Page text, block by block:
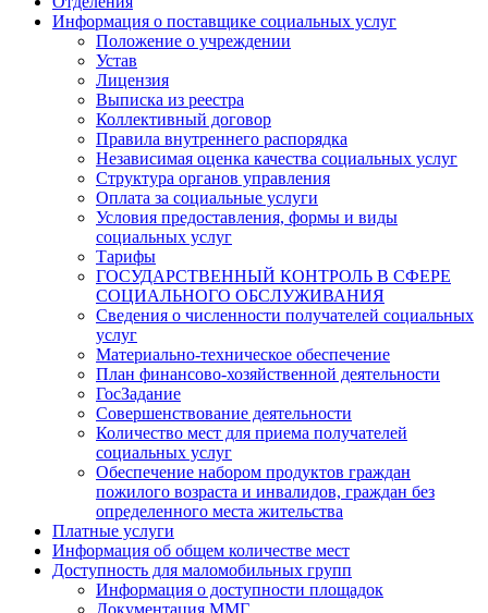
Информация о поставщике социальных услуг
Положение о учреждении
Устав
Лицензия
Выписка из реестра
Коллективный договор
Правила внутреннего распорядка
Независимая оценка качества социальных услуг
Структура органов управления
Оплата за социальные услуги
Условия предоставления, формы и виды
социальных услуг
Тарифы
ГОСУДАРСТВЕННЫЙ КОНТРОЛЬ В СФЕРЕ
СОЦИАЛЬНОГО ОБСЛУЖИВАНИЯ
Сведения о численности получателей социальных
услуг
Материально-техническое обеспечение
План финансово-хозяйственной деятельности
ГосЗадание
Совершенствование деятельности
Количество мест для приема получателей
социальных услуг
Обеспечение набором продуктов граждан
пожилого возраста и инвалидов, граждан без
определенного места жительства
Платные услуги
Информация об общем количестве мест
Доступность для маломобильных групп
Информация о доступности площадок
Документация ММГ